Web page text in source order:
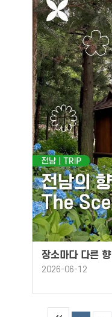
장소마다 다른
2026-06-12